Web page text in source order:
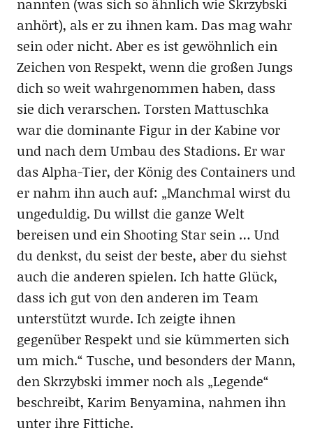
anhört), als er zu ihnen kam. Das mag wahr
sein oder nicht. Aber es ist gewöhnlich ein
Zeichen von Respekt, wenn die großen Jungs
dich so weit wahrgenommen haben, dass
sie dich verarschen. Torsten Mattuschka
war die dominante Figur in der Kabine vor
und nach dem Umbau des Stadions. Er war
das Alpha-Tier, der König des Containers und
er nahm ihn auch auf: „Manchmal wirst du
ungeduldig. Du willst die ganze Welt
bereisen und ein Shooting Star sein … Und
du denkst, du seist der beste, aber du siehst
auch die anderen spielen. Ich hatte Glück,
dass ich gut von den anderen im Team
unterstützt wurde. Ich zeigte ihnen
gegenüber Respekt und sie kümmerten sich
um mich.“ Tusche, und besonders der Mann,
den Skrzybski immer noch als „Legende“
beschreibt, Karim Benyamina, nahmen ihn
unter ihre Fittiche.